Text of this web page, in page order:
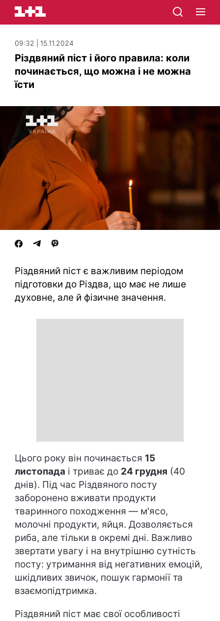
09:32 | 15.11.2024
Різдвяний піст і його правила: коли
починається, що можна і не можна
їсти
Різдвяний піст є важливим періодом
підготовки до Різдва, що має не лише
духовне, але й фізичне значення.
Цього року він починається 15
листопада і триває до 24 грудня (40
днів). Під час Різдвяного посту
заборонено вживати продукти
тваринного походження — м'ясо,
молочні продукти, яйця. Дозволяється
риба, але тільки в окремі дні. Важливо
звертати увагу і на внутрішню сутність
посту: утримання від негативних емоцій,
шкідливих звичок, пошук гармонії та
взаємопідтримка.
Різдвяний піст має свої особливості